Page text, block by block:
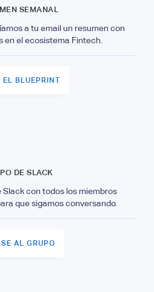
SEMANAL
a tu email un resumen con
en el ecosistema Fintech.
EL BLUEPRINT
DE SLACK
Slack con todos los miembros
que sigamos conversando.
AL GRUPO